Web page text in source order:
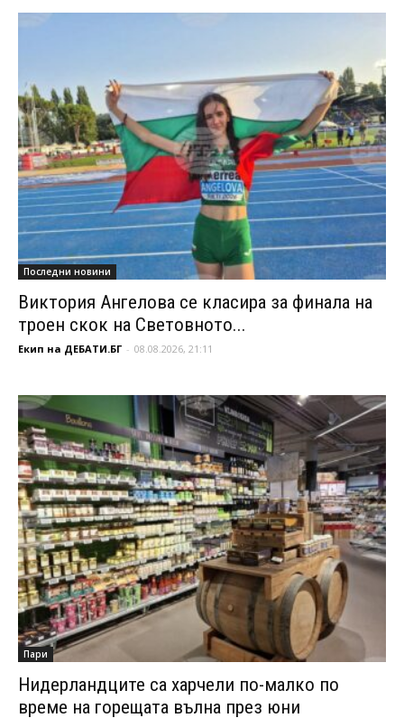
Последни новини
Виктория Ангелова се класира за финала на
троен скок на Световното...
Екип на ДЕБАТИ.БГ - 08.08.2026, 21:11
Пари
Нидерландците са харчели по-малко по
време на горещата вълна през юни